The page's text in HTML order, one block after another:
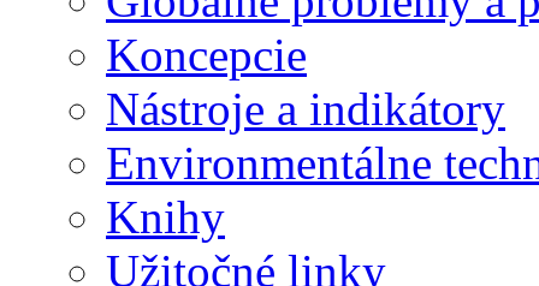
Koncepcie
Nástroje a indikátory
Environmentálne
Knihy
Užitočné linky